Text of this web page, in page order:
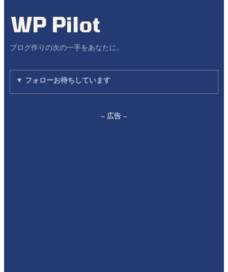
ブログ作りの次の一手をあなたに。
▼ フォローお待ちしています
– 広告 –